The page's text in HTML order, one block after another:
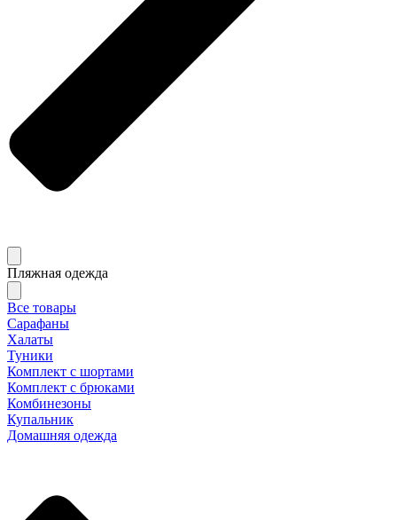
Пляжная одежда
Все товары
Сарафаны
Халаты
Туники
Комплект с шортами
Комплект с брюками
Комбинезоны
Купальник
Домашняя одежда